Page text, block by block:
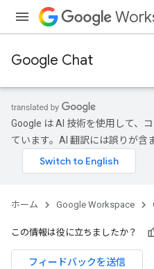
Google Chat
Google は AI 技術を使用して、
ています。AI 翻訳には誤りが含
ホーム Google Workspace
この情報は役に立ちましたか？
フィードバックを送信